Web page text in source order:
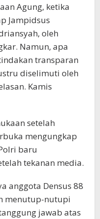
Agung, ketika
Jampidsus
oleh
Namun, apa
transparan
diselimuti oleh
Kamis
setelah
mengungkap
baru
tekanan media.
anggota Densus 88
menutup-nutupi
jawab atas